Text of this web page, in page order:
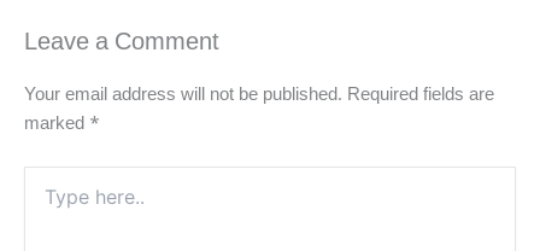
Leave a Comment
Your email address will not be published. Required fields are
marked *
here..